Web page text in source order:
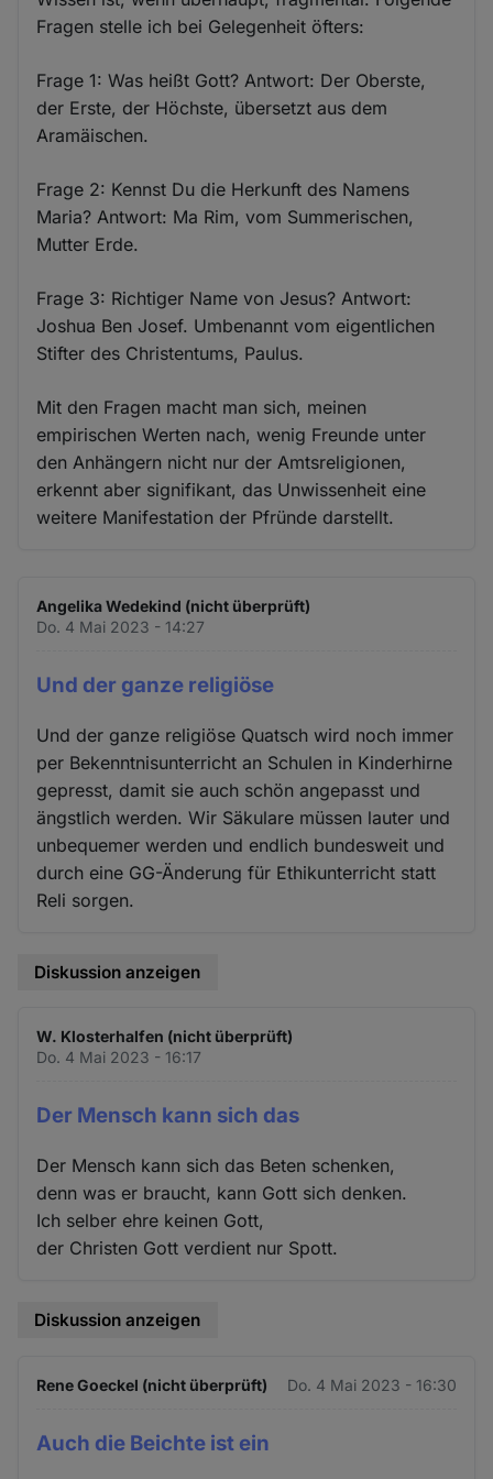
Fragen stelle ich bei Gelegenheit öfters:
Frage 1: Was heißt Gott? Antwort: Der Oberste,
der Erste, der Höchste, übersetzt aus dem
Aramäischen.
Frage 2: Kennst Du die Herkunft des Namens
Maria? Antwort: Ma Rim, vom Summerischen,
Mutter Erde.
Frage 3: Richtiger Name von Jesus? Antwort:
Joshua Ben Josef. Umbenannt vom eigentlichen
Stifter des Christentums, Paulus.
Mit den Fragen macht man sich, meinen
empirischen Werten nach, wenig Freunde unter
den Anhängern nicht nur der Amtsreligionen,
erkennt aber signifikant, das Unwissenheit eine
weitere Manifestation der Pfründe darstellt.
Angelika Wedekind (nicht überprüft)
Do. 4 Mai 2023 - 14:27
Und der ganze religiöse
Und der ganze religiöse Quatsch wird noch immer
per Bekenntnisunterricht an Schulen in Kinderhirne
gepresst, damit sie auch schön angepasst und
ängstlich werden. Wir Säkulare müssen lauter und
unbequemer werden und endlich bundesweit und
durch eine GG-Änderung für Ethikunterricht statt
Reli sorgen.
Diskussion anzeigen
W. Klosterhalfen (nicht überprüft)
Do. 4 Mai 2023 - 16:17
Der Mensch kann sich das
Der Mensch kann sich das Beten schenken,
denn was er braucht, kann Gott sich denken.
Ich selber ehre keinen Gott,
der Christen Gott verdient nur Spott.
Diskussion anzeigen
Rene Goeckel (nicht überprüft) Do. 4 Mai 2023 - 16:30
Auch die Beichte ist ein